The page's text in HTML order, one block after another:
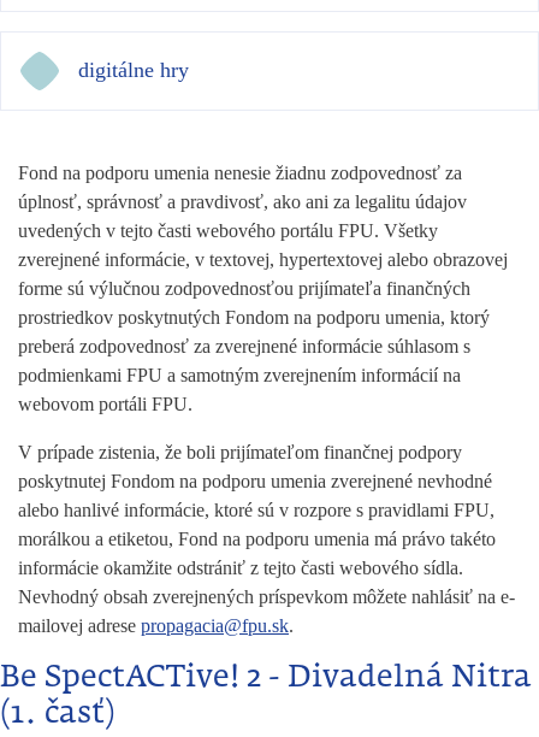
digitálne hry
Fond na podporu umenia nenesie žiadnu zodpovednosť za
úplnosť, správnosť a pravdivosť, ako ani za legalitu údajov
uvedených v tejto časti webového portálu FPU. Všetky
zverejnené informácie, v textovej, hypertextovej alebo obrazovej
forme sú výlučnou zodpovednosťou prijímateľa finančných
prostriedkov poskytnutých Fondom na podporu umenia, ktorý
preberá zodpovednosť za zverejnené informácie súhlasom s
podmienkami FPU a samotným zverejnením informácií na
webovom portáli FPU.
V prípade zistenia, že boli prijímateľom finančnej podpory
poskytnutej Fondom na podporu umenia zverejnené nevhodné
alebo hanlivé informácie, ktoré sú v rozpore s pravidlami FPU,
morálkou a etiketou, Fond na podporu umenia má právo takéto
informácie okamžite odstrániť z tejto časti webového sídla.
Nevhodný obsah zverejnených príspevkom môžete nahlásiť na e-
mailovej adrese propagacia@fpu.sk.
Be SpectACTive! 2 - Divadelná Nitra
(1. časť)